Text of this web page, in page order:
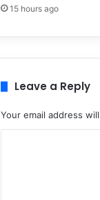
15 hours ago
Leave a Reply
Your email address